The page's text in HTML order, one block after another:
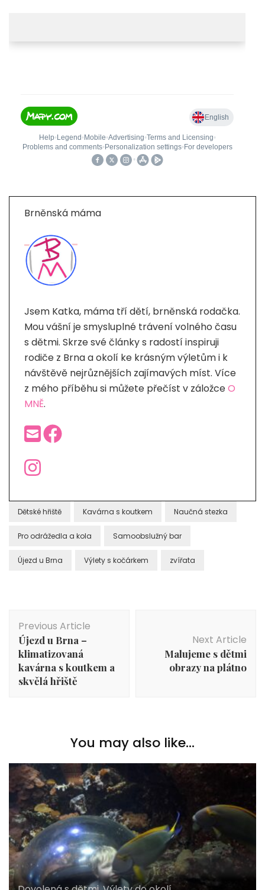
Brněnská máma
Jsem Katka, máma tří dětí, brněnská rodačka.
Mou vášní je smysluplné trávení volného času
s dětmi. Skrze své články s radostí inspiruji
rodiče z Brna a okolí ke krásným výletům i k
návštěvě nejrůznějších zajímavých míst. Více
z mého příběhu si můžete přečíst v záložceO
MNĚ.
Dětské hřiště Kavárna s koutkem Naučná stezka
Pro odrážedla a kola Samoobslužný bar
Újezd u Brna Výlety s kočárkem zvířata
Navigation
Previous Article
Újezd u Brna –
klimatizovaná
kavárna s koutkem a
skvělá hřiště
Next Article
Malujeme s dětmi
obrazy na plátno
You may also like...